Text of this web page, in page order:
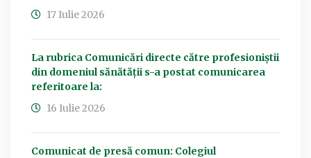
17 Iulie 2026
La rubrica Comunicări directe către profesioniștii
din domeniul sănătății s-a postat comunicarea
referitoare la:
16 Iulie 2026
Comunicat de presă comun: Colegiul